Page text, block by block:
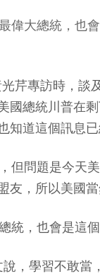
大總統，也
芹專訪時，
總統川普在
道這個訊息已
問題是今天
，所以美國
，也會是這
，學習不敢